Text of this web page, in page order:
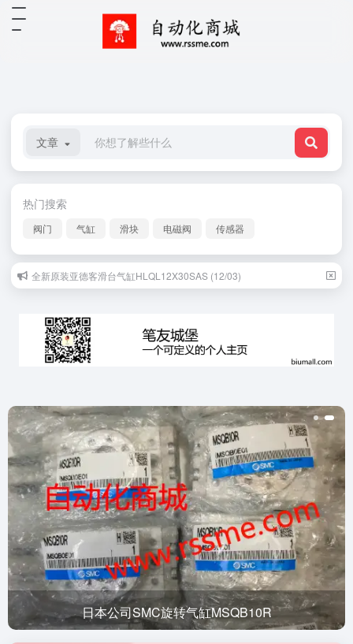
文章
热门搜索
阀门 气缸 滑块 电磁阀 传感器
全新原装亚德客滑台气缸HLQL12X30SAS (12/03)
日本公司SMC旋转气缸MSQB10R